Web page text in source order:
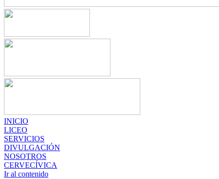
INICIO
LICEO
SERVICIOS
DIVULGACIÓN
NOSOTROS
CERVECÍVICA
Ir al contenido